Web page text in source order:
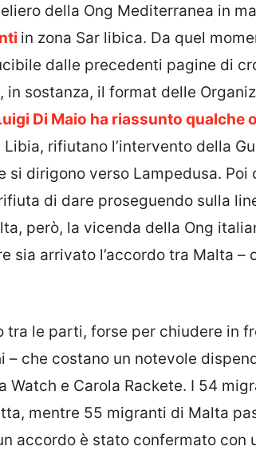
della Ong Mediterranea in
in zona Sar libica. Da quel
dalle precedenti pagine di
in sostanza, il format delle
Di Maio ha riassunto qualche
rifiutano l’intervento della
si dirigono verso Lampedusa.
di dare proseguendo sulla
però, la vicenda della Ong
sia arrivato l’accordo tra Malta
tra le parti, forse per chiudere in
– che costano un notevole
Watch e Carola Rackete. I 54
mentre 55 migranti di Malta
accordo è stato confermato con